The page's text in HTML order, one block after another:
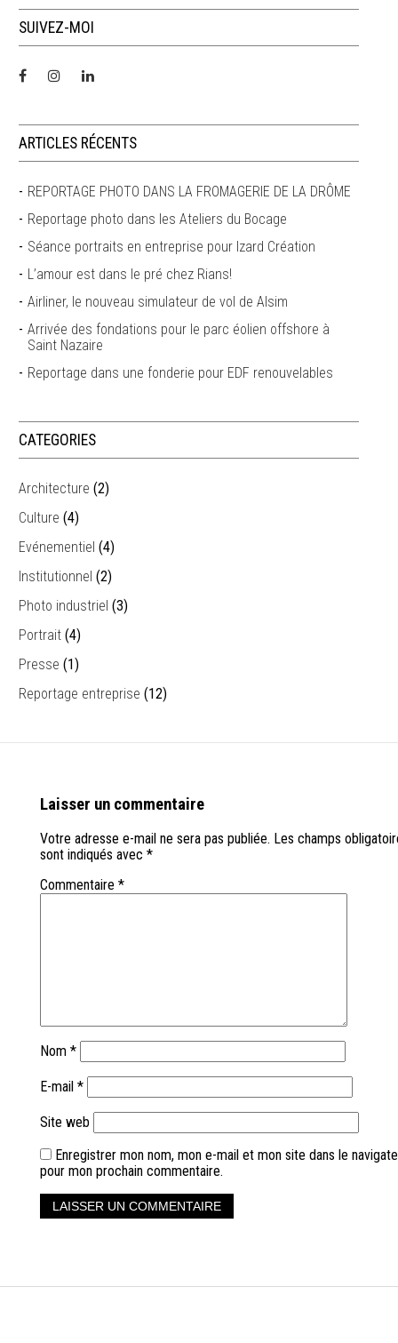
SUIVEZ-MOI
ARTICLES RÉCENTS
REPORTAGE PHOTO DANS LA FROMAGERIE DE LA DRÔME
Reportage photo dans les Ateliers du Bocage
Séance portraits en entreprise pour Izard Création
L’amour est dans le pré chez Rians!
Airliner, le nouveau simulateur de vol de Alsim
Arrivée des fondations pour le parc éolien offshore à
Saint Nazaire
Reportage dans une fonderie pour EDF renouvelables
CATEGORIES
Architecture (2)
Culture (4)
Evénementiel (4)
Institutionnel (2)
Photo industriel (3)
Portrait (4)
Presse (1)
Reportage entreprise (12)
Laisser un commentaire
Votre adresse e-mail ne sera pas publiée. Les champs
sont indiqués avec *
Commentaire *
Nom *
E-mail *
Site web
Enregistrer mon nom, mon e-mail et mon site dans le
pour mon prochain commentaire.